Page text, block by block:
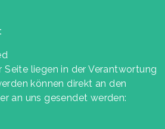
Seite liegen in der Verantwortung
können direkt an den
an uns gesendet werden: